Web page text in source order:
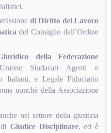
di Diritto del Lavoro
del Consiglio dell’Ordine
della Federazione
Sindacati Agenti e
Italiani, e Legale Fiduciario
nonchè della Associazione
nel settore della giustizia
Giudice Disciplinare, ed è